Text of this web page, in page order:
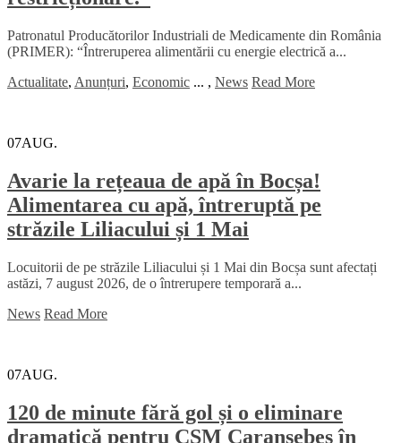
Patronatul Producătorilor Industriali de Medicamente din România
(PRIMER): “Întreruperea alimentării cu energie electrică a...
Actualitate, Anunțuri, Economic ... , News Read More
07AUG.
Avarie la rețeaua de apă în Bocșa!
Alimentarea cu apă, întreruptă pe
străzile Liliacului și 1 Mai
Locuitorii de pe străzile Liliacului și 1 Mai din Bocșa sunt afectați
astăzi, 7 august 2026, de o întrerupere temporară a...
News Read More
07AUG.
120 de minute fără gol și o eliminare
dramatică pentru CSM Caransebeș în